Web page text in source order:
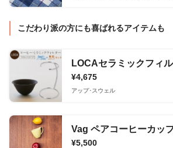
こだわり派の方にも喜ばれるアイテムも
¥4,675
アップ･スウェル
¥5,500